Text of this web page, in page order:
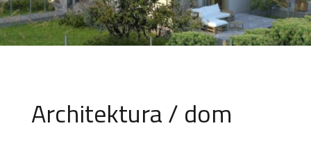
Architektura / dom